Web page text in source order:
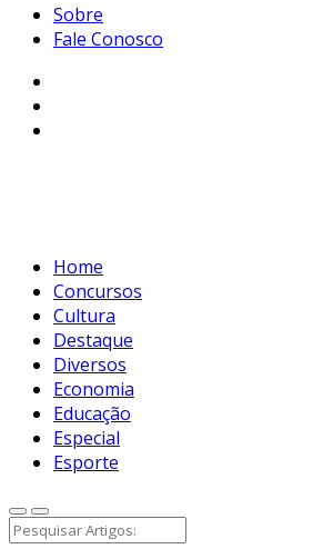
Sobre
Fale Conosco
Home
Concursos
Cultura
Destaque
Diversos
Economia
Educação
Especial
Esporte